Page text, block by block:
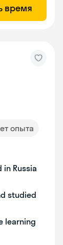
время
опыта
in Russia
studied
learning